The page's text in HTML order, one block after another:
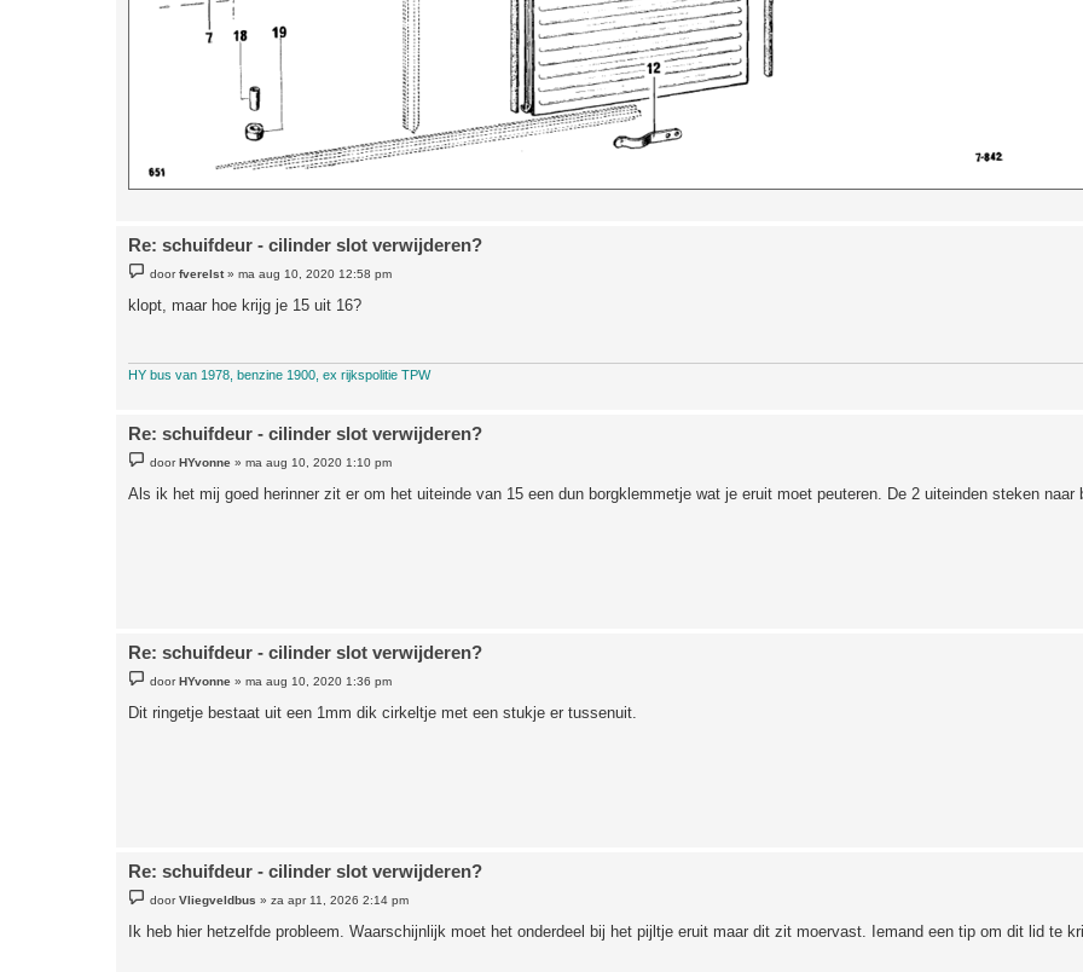
Re: schuifdeur - cilinder slot verwijderen?
e
i
doorfverelst»ma aug 10, 2020 12:58 pm
klopt, maar hoe krijg je 15 uit 16?
HY bus van 1978, benzine 1900, ex rijkspolitie TPW
Re: schuifdeur - cilinder slot verwijderen?
e
i
doorHYvonne »ma aug 10, 2020 1:10 pm
Als ik het mij goed herinner zit er om het uiteinde van 15 een dun borgklemmetje wat je eruit moet peuteren. De 2 uiteinden steken naar
Re: schuifdeur - cilinder slot verwijderen?
e
i
doorHYvonne »ma aug 10, 2020 1:36 pm
Dit ringetje bestaat uit een 1mm dik cirkeltje met een stukje er tussenuit.
Re: schuifdeur - cilinder slot verwijderen?
e
r
i
doorVliegveldbus »za apr 11, 2026 2:14 pm
Ik heb hier hetzelfde probleem. Waarschijnlijk moet het onderdeel bij het pijltje eruit maar dit zit moervast. Iemand een tip om dit lid te